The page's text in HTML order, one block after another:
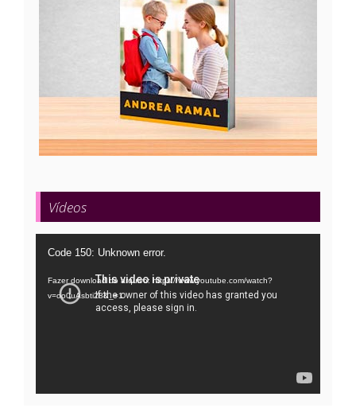
Vídeos
Tocador
vídeo
Code 150: Unknown error.
Fazer download do arquivo: https://www.youtube.com/watch?
v=oo0uAsbti28&_=1